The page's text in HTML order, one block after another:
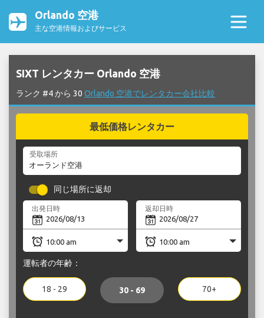
Orlando 空港
主な空港情報およびサービス
SIXT レンタカー Orlando 空港
ランク #4 から 30 Orlando 空港でレンタカー会社比較
最低価格レンタカー
受取場所
同じ場所に返却
出発日時 返却日時
運転者の年齢：
18 - 29 30 - 69 70+